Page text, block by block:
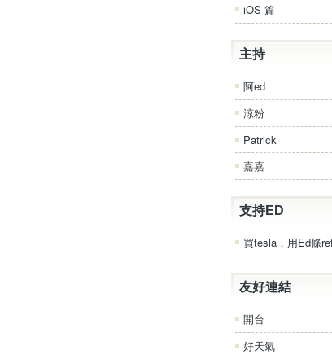
iOS 篇
主持
阿ed
涼粉
Patrick
嘉嘉
支持ED
買tesla，用Ed條
友好連結
開台
好天氣